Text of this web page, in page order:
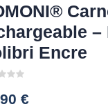
–
Encre
€